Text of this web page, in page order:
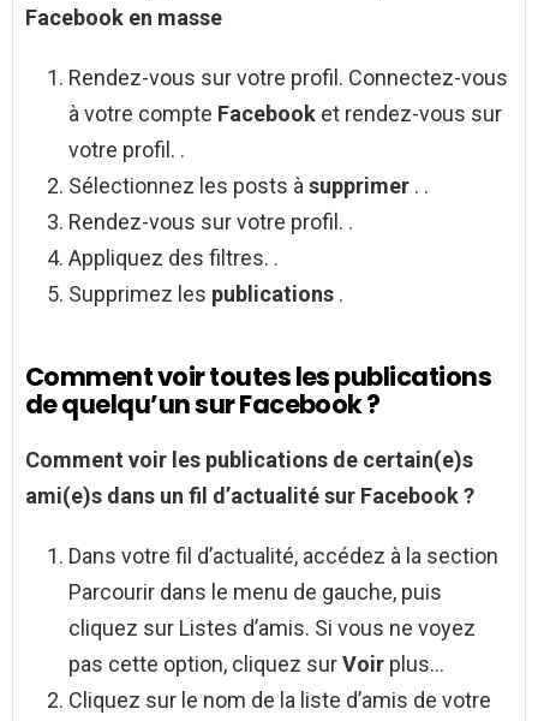
Facebook en masse
Rendez-vous sur votre profil. Connectez-vous
à votre compte Facebook et rendez-vous sur
votre profil. .
Sélectionnez les posts à supprimer . .
Rendez-vous sur votre profil. .
Appliquez des filtres. .
Supprimez les publications .
Comment voir toutes les publications
de quelqu’un sur Facebook ?
Comment voir les publications de certain(e)s
ami(e)s dans un fil d’actualité sur Facebook?
Dans votre fil d’actualité, accédez à la section
Parcourir dans le menu de gauche, puis
cliquez sur Listes d’amis. Si vous ne voyez
pas cette option, cliquez surVoir plus…
Cliquez sur le nom de la liste d’amis de votre